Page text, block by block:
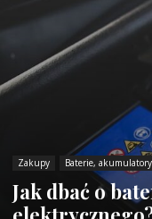
Zakupy Baterie,
Jak dbać o